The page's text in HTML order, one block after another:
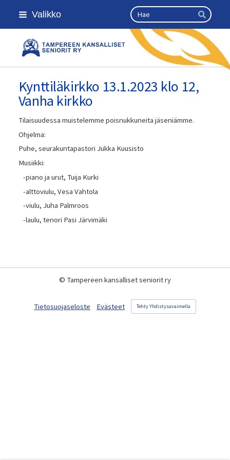
Siirry
sivun
Valikko Haku
Hae
Kansallinen senioriliitto
Kynttiläkirkko 13.1.2023 klo 12,
Vanha kirkko
Tilaisuudessa muistelemme poisnukkuneita jäseniämme.
Ohjelma:
Puhe, seurakuntapastori Jukka Kuusisto
Musiikki:
-piano ja urut, Tuija Kurki
-alttoviulu, Vesa Vahtola
-viulu, Juha Palmroos
-laulu, tenori Pasi Järvimäki
© Tampereen kansalliset seniorit ry
Tietosuojaseloste Evästeet Tehty Yhdistysavaimella